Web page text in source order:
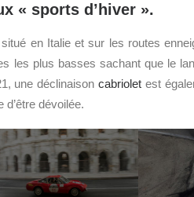
« sports d’hiver ».
en Italie et sur les routes
les plus basses sachant que le
une déclinaisoncabriolet est
d’être dévoilée.